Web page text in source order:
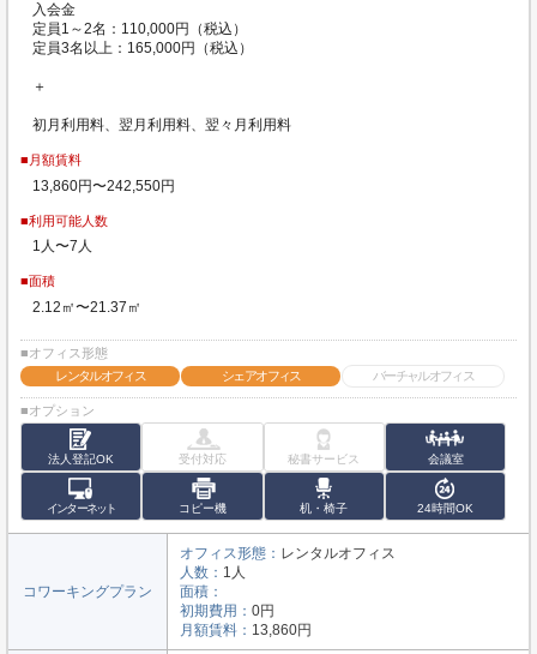
入会金
定員1～2名：110,000円（税込）
定員3名以上：165,000円（税込）
＋
初月利用料、翌月利用料、翌々月利用料
■月額賃料
13,860円〜242,550円
■利用可能人数
1人〜7人
■面積
2.12㎡〜21.37㎡
■オフィス形態
レンタルオフィス
シェアオフィス バーチャルオフィス
■オプション
法人登記OK 受付対応 秘書サービス 会議室
インターネット コピー機 机・椅子 24時間OK
コワーキングプラン
オフィス形態： レンタルオフィス
人数： 1人
面積：
初期費用： 0円
月額賃料： 13,860円